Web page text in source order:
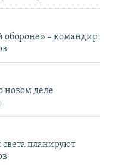
обороне» – командир
новом деле
света планируют